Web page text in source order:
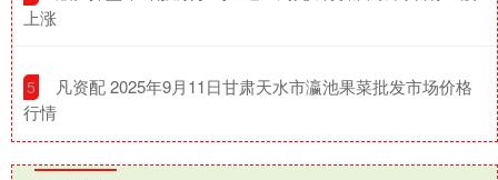
上涨
5
​凡资配 2025年9月11日甘肃天水市瀛池果菜批发市场价格
行情